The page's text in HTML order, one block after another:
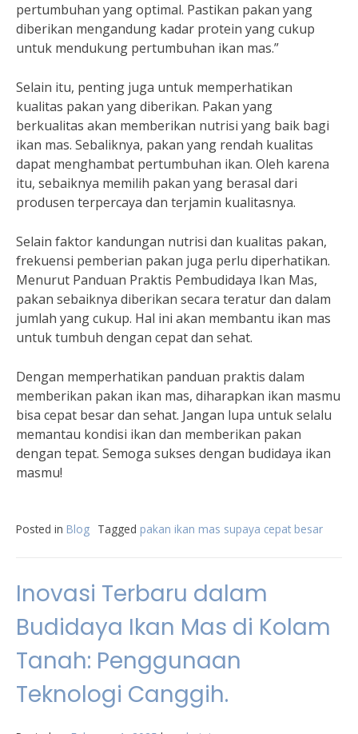
pertumbuhan yang optimal. Pastikan pakan yang
diberikan mengandung kadar protein yang cukup
untuk mendukung pertumbuhan ikan mas.”
Selain itu, penting juga untuk memperhatikan
kualitas pakan yang diberikan. Pakan yang
berkualitas akan memberikan nutrisi yang baik bagi
ikan mas. Sebaliknya, pakan yang rendah kualitas
dapat menghambat pertumbuhan ikan. Oleh karena
itu, sebaiknya memilih pakan yang berasal dari
produsen terpercaya dan terjamin kualitasnya.
Selain faktor kandungan nutrisi dan kualitas pakan,
frekuensi pemberian pakan juga perlu diperhatikan.
Menurut Panduan Praktis Pembudidaya Ikan Mas,
pakan sebaiknya diberikan secara teratur dan dalam
jumlah yang cukup. Hal ini akan membantu ikan mas
untuk tumbuh dengan cepat dan sehat.
Dengan memperhatikan panduan praktis dalam
memberikan pakan ikan mas, diharapkan ikan masmu
bisa cepat besar dan sehat. Jangan lupa untuk selalu
memantau kondisi ikan dan memberikan pakan
dengan tepat. Semoga sukses dengan budidaya ikan
masmu!
Posted in Blog Tagged pakan ikan mas supaya cepat besar
Inovasi Terbaru dalam
Budidaya Ikan Mas di Kolam
Tanah: Penggunaan
Teknologi Canggih.